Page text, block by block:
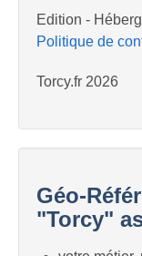
Edition -
Politique de
Torcy.fr 2026
Géo-
"Torcy"